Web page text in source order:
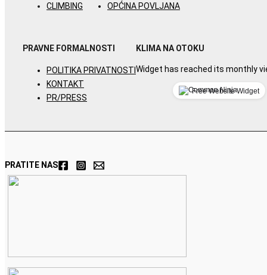
CLIMBING
OPĆINA POVLJANA
PRAVNE FORMALNOSTI
POLITIKA PRIVATNOSTI
KONTAKT
PR/PRESS
KLIMA NA OTOKU
Widget has reached its monthly
Free Website Widget
PRATITE NAS